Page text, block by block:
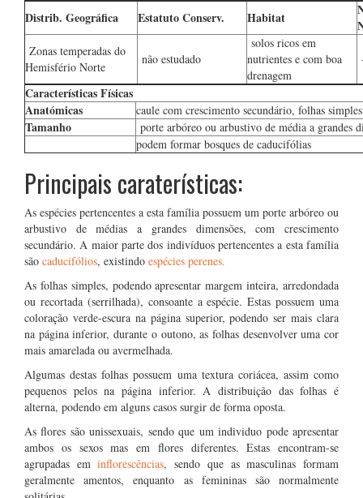
Distrib. Geográfica Estatuto Conserv. Habitat
Zonas temperadas do
Hemisfério Norte
não estudado
solos ricos em
nutrientes e com boa
drenagem
Características Físicas
Anatómicas
caule com crescimento secundário, folhas
Tamanho
porte arbóreo ou arbustivo de média a grandes
podem formar bosques de caducifólias
Principais caraterísticas:
As espécies pertencentes a esta família possuem um porte arbóreo ou
arbustivo de médias a grandes dimensões, com crescimento
secundário. A maior parte dos indivíduos pertencentes a esta família
são caducifólios, existindo espécies perenes.
As folhas simples, podendo apresentar margem inteira, arredondada
ou recortada (serrilhada), consoante a espécie. Estas possuem uma
coloração verde-escura na página superior, podendo ser mais clara
na página inferior, durante o outono, as folhas desenvolver uma cor
mais amarelada ou avermelhada.
Algumas destas folhas possuem uma textura coriácea, assim como
pequenos pelos na página inferior. A distribuição das folhas é
alterna, podendo em alguns casos surgir de forma oposta.
As flores são unissexuais, sendo que um individuo pode apresentar
ambos os sexos mas em flores diferentes. Estas encontram-se
agrupadas eminflorescências, sendo que as masculinas formam
geralmente amentos, enquanto as femininas são normalmente